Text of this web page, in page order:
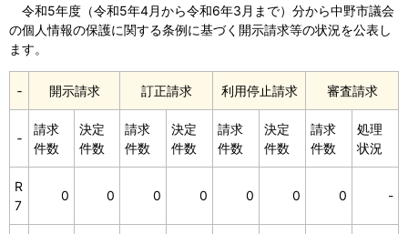
令和5年度（令和5年4月から令和6年3月まで）分から中野市議会
の個人情報の保護に関する条例に基づく開示請求等の状況を公表し
ます。
‐ 開示請求 訂正請求 利用停止請求 審査請求
‐
請求
件数
決定
件数
請求
件数
決定
件数
請求
件数
決定
件数
請求
件数
処理
状況
R
7
0 0 0 0 0 0 0 -